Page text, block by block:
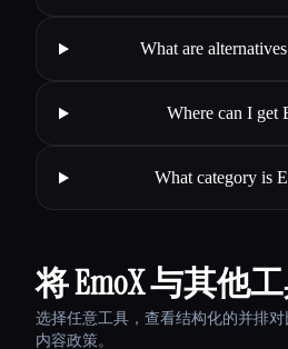
What are
Where can I get
What category is
将 EmoX 与其他
选择任意工具，查看结构化的并排
内容政策。